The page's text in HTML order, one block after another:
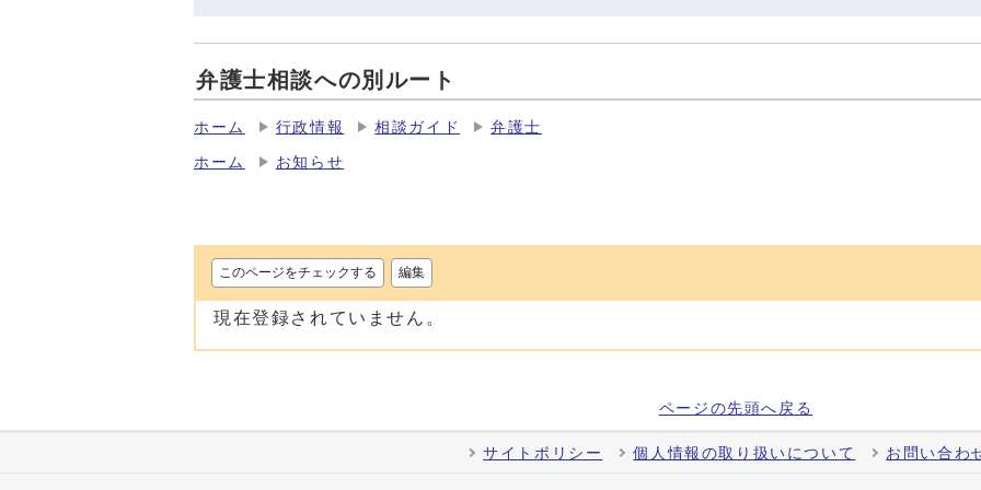
弁護士相談への別ルート
ホーム 行政情報 相談ガイド 弁護士
ホーム お知らせ
このページをチェックする 編集
現在登録されていません。
ページの先頭へ戻る
サイトポリシー 個人情報の取り扱いについて お問い合わ